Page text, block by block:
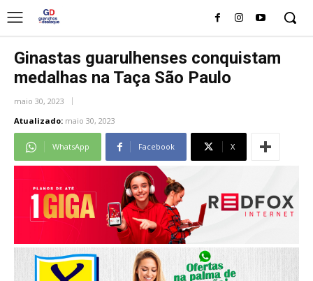
Ginastas guarulhenses conquistam
medalhas na Taça São Paulo
maio 30, 2023
Atualizado: maio 30, 2023
WhatsApp Facebook X